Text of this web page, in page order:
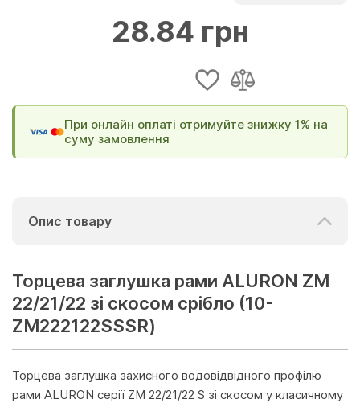
28.84 грн
При онлайн оплаті отримуйте знижку 1% на
суму замовлення
Опис товару
Торцева заглушка рами ALURON ZM
22/21/22 зі скосом срібло (10-
ZM222122SSSR)
Торцева заглушка захисного водовідвідного профілю
рами ALURON серії ZM 22/21/22 S зі скосом у класичному